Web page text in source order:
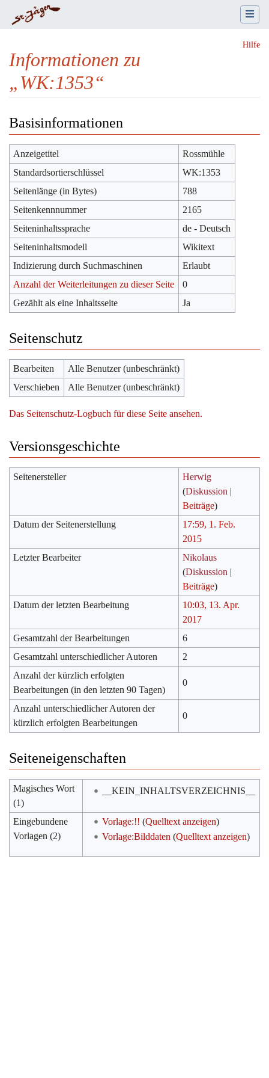
Hilfe
Informationen zu
„WK:1353“
Basisinformationen
Anzeigetitel
Rossmühle
Standardsortierschlüssel
WK:1353
Seitenlänge (in Bytes)
788
Seitenkennnummer
2165
Seiteninhaltssprache
de - Deutsch
Seiteninhaltsmodell
Wikitext
Indizierung durch Suchmaschinen
Erlaubt
Anzahl der Weiterleitungen zu dieser Seite
0
Gezählt als eine Inhaltsseite
Ja
Seitenschutz
Bearbeiten
Alle Benutzer (unbeschränkt)
Verschieben
Alle Benutzer (unbeschränkt)
Das Seitenschutz-Logbuch für diese Seite ansehen.
Versionsgeschichte
Seitenersteller
Herwig
(Diskussion |
Beiträge)
Datum der Seitenerstellung
17:59, 1. Feb.
2015
Letzter Bearbeiter
Nikolaus
(Diskussion |
Beiträge)
Datum der letzten Bearbeitung
10:03, 13. Apr.
2017
Gesamtzahl der Bearbeitungen
6
Gesamtzahl unterschiedlicher Autoren
2
Anzahl der kürzlich erfolgten
Bearbeitungen (in den letzten 90 Tagen)
0
Anzahl unterschiedlicher Autoren der
kürzlich erfolgten Bearbeitungen
0
Seiteneigenschaften
Magisches Wort
(1)
__KEIN_INHALTSVERZEICHNIS__
Eingebundene
Vorlagen (2)
Vorlage:!! (Quelltext anzeigen)
Vorlage:Bilddaten (Quelltext anzeigen)